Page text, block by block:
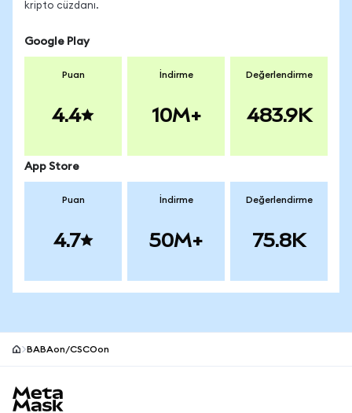
kripto cüzdanı.
Google Play
Puan
4.4
İndirme
10M+
Değerlendirme
483.9K
App Store
Puan
4.7
İndirme
50M+
Değerlendirme
75.8K
BABAon/CSCOon